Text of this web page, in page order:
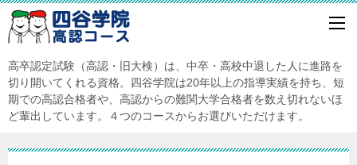
高卒認定試験（高認・旧大検）は、中卒・高校中退した人に進路を
切り開いてくれる資格。四谷学院は20年以上の指導実績を持ち、短
期での高認合格者や、高認からの難関大学合格者を数え切れないほ
ど輩出しています。４つのコースからお選びいただけます。